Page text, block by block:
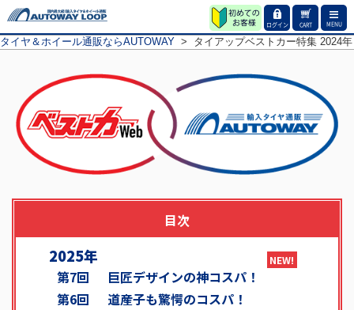
ログイン CART MENU
タイヤ＆ホイール通販ならAUTOWAY > タイアップベストカー特集 2024
目次
2025年
第7回
巨匠デザインの神コスパ！
第6回
道産子も驚愕のコスパ！